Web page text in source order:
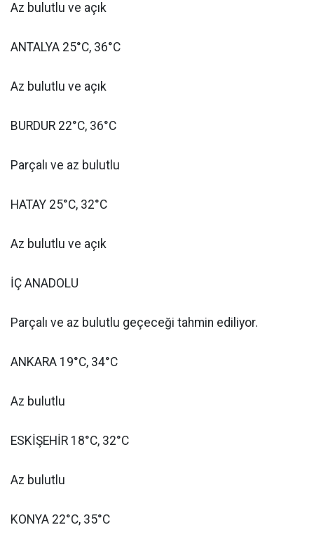
Az bulutlu ve açık
ANTALYA 25°C, 36°C
Az bulutlu ve açık
BURDUR 22°C, 36°C
Parçalı ve az bulutlu
HATAY 25°C, 32°C
Az bulutlu ve açık
İÇ ANADOLU
Parçalı ve az bulutlu geçeceği tahmin ediliyor.
ANKARA 19°C, 34°C
Az bulutlu
ESKİŞEHİR 18°C, 32°C
Az bulutlu
KONYA 22°C, 35°C